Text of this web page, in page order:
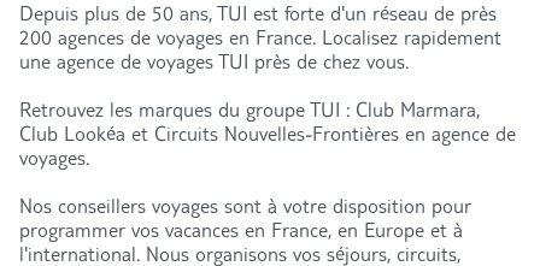
Depuis plus de 50 ans, TUI est forte d'un réseau de près
200 agences de voyages en France. Localisez rapidement
une agence de voyages TUI près de chez vous.
Retrouvez les marques du groupe TUI : Club Marmara,
Club Lookéa et Circuits Nouvelles-Frontières en agence de
voyages.
Nos conseillers voyages sont à votre disposition pour
programmer vos vacances en France, en Europe et à
l'international. Nous organisons vos séjours, circuits,